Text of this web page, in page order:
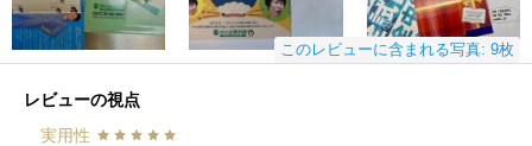
このレビューに含まれる写真: 9枚
レビューの視点
実用性